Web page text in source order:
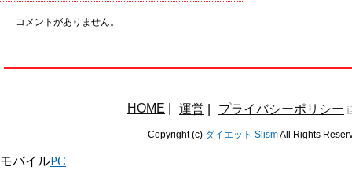
コメントがありません。
HOME 運営 プライバシーポリシー
Copyright (c) ダイエット SlismAll Rights
モバイルPC